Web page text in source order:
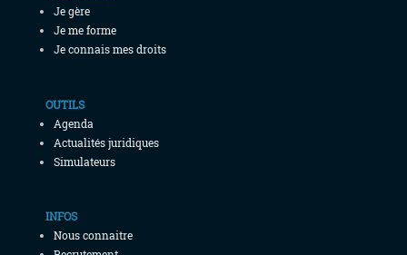
Je gère
Je me forme
Je connais mes droits
OUTILS
Agenda
Actualités juridiques
Simulateurs
INFOS
Nous connaitre